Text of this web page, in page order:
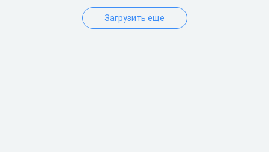
приключений.
Загрузить еще